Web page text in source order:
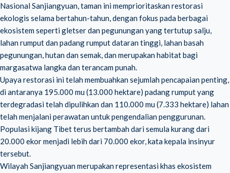
Nasional Sanjiangyuan, taman ini memprioritaskan restorasi
ekologis selama bertahun-tahun, dengan fokus pada berbagai
ekosistem seperti gletser dan pegunungan yang tertutup salju,
lahan rumput dan padang rumput dataran tinggi, lahan basah
pegunungan, hutan dan semak, dan merupakan habitat bagi
margasatwa langka dan terancam punah.
Upaya restorasi ini telah membuahkan sejumlah pencapaian penting,
di antaranya 195.000 mu (13.000 hektare) padang rumput yang
terdegradasi telah dipulihkan dan 110.000 mu (7.333 hektare) lahan
telah menjalani perawatan untuk pengendalian penggurunan.
Populasi kijang Tibet terus bertambah dari semula kurang dari
20.000 ekor menjadi lebih dari 70.000 ekor, kata kepala insinyur
tersebut.
Wilayah Sanjiangyuan merupakan representasi khas ekosistem